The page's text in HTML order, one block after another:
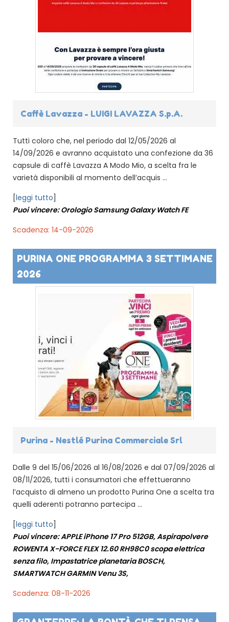
Caffè Lavazza - LUIGI LAVAZZA S.p.A.
Tutti coloro che, nel periodo dal 12/05/2026 al
14/09/2026 e avranno acquistato una confezione da 36
capsule di caffè Lavazza A Modo Mio, a scelta fra le
varietà disponibili al momento dell’acquis ...
[leggi tutto]
Puoi vincere: Orologio Samsung Galaxy Watch FE
Scadenza: 14-09-2026
PURINA ONE PROGRAMMA 3 SETTIMANE
2026
Purina - Nestlé Purina Commerciale Srl
Dalle 9 del 15/06/2026 al 16/08/2026 e dal 07/09/2026 al
08/11/2026, tutti i consumatori che effettueranno
l’acquisto di almeno un prodotto Purina One a scelta tra
quelli aderenti potranno partecipa ...
[leggi tutto]
Puoi vincere: APPLE iPhone 17 Pro 512GB, Aspirapolvere
ROWENTA X-FORCE FLEX 12.60 RH98C0 scopa elettrica
senza filo, Impastatrice planetaria BOSCH,
SMARTWATCH GARMIN Venu 3S,
Scadenza: 08-11-2026